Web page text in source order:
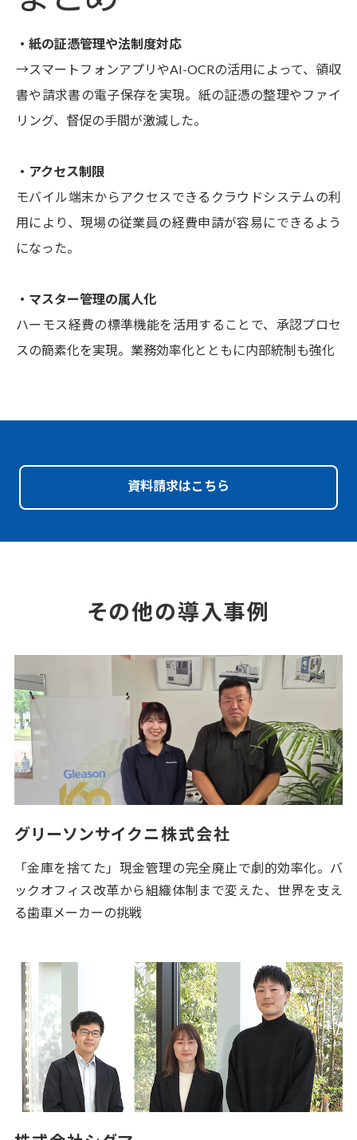
・紙の証憑管理や法制度対応
→スマートフォンアプリやAI-OCRの活用によって、領収
書や請求書の電子保存を実現。紙の証憑の整理やファイ
リング、督促の手間が激減した。
・アクセス制限
モバイル端末からアクセスできるクラウドシステムの利
用により、現場の従業員の経費申請が容易にできるよう
になった。
・マスター管理の属人化
ハーモス経費の標準機能を活用することで、承認プロセ
スの簡素化を実現。業務効率化とともに内部統制も強化
資料請求はこちら
その他の導入事例
グリーソンサイクニ株式会社
「金庫を捨てた」現金管理の完全廃止で劇的効率化。バ
ックオフィス改革から組織体制まで変えた、世界を支え
る歯車メーカーの挑戦